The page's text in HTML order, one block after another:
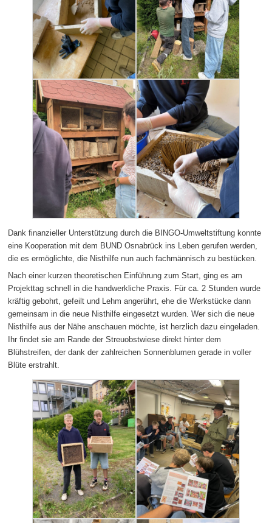
Dank finanzieller Unterstützung durch die BINGO-Umweltstiftung konnte
eine Kooperation mit dem BUND Osnabrück ins Leben gerufen werden,
die es ermöglichte, die Nisthilfe nun auch fachmännisch zu bestücken.
Nach einer kurzen theoretischen Einführung zum Start, ging es am
Projekttag schnell in die handwerkliche Praxis. Für ca. 2 Stunden wurde
kräftig gebohrt, gefeilt und Lehm angerührt, ehe die Werkstücke dann
gemeinsam in die neue Nisthilfe eingesetzt wurden. Wer sich die neue
Nisthilfe aus der Nähe anschauen möchte, ist herzlich dazu eingeladen.
Ihr findet sie am Rande der Streuobstwiese direkt hinter dem
Blühstreifen, der dank der zahlreichen Sonnenblumen gerade in voller
Blüte erstrahlt.